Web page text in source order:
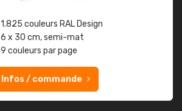
1.825 couleurs RAL Design
6 x 30 cm, semi-mat
9 couleurs par page
Infos / commande